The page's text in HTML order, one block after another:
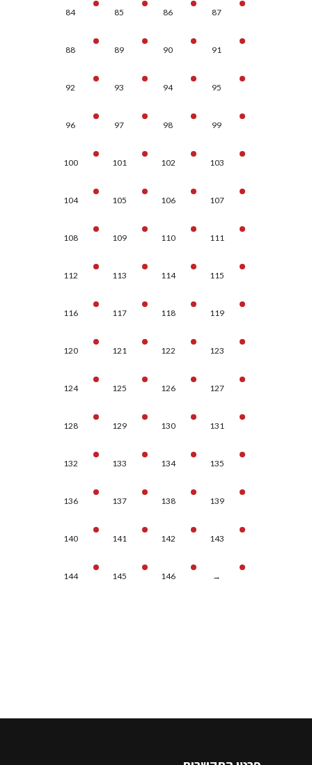
84 85 86 87
88 89 90 91
92 93 94 95
96 97 98 99
100 101 102 103
104 105 106 107
108 109 110 111
112 113 114 115
116 117 118 119
120 121 122 123
124 125 126 127
128 129 130 131
132 133 134 135
136 137 138 139
140 141 142 143
144 145 146 →